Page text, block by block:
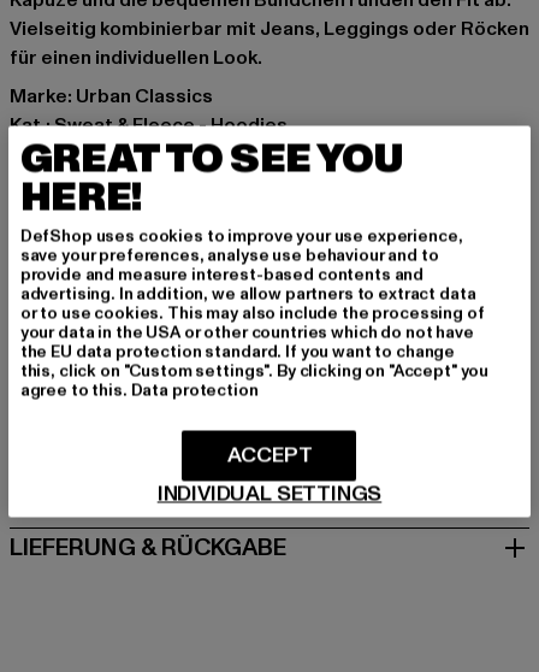
Vielseitig kombinierbar mit Jeans, Leggings oder Röcken
für einen individuellen Look.
Marke: Urban Classics
Kat.: Sweat & Fleece - Hoodies
Farbe: schwarz
Hersteller Farbe: black
Materialzusammensetzung: 100% Baumwolle
Art.Nr: UCK4377-00007
Hersteller: TB International GmbH |info@tbint.de
Dr.-Robert-Murjahn-Straße 7 | 64372 Ober-Ramstadt |
DE
GRÖSSE & PASSFORM
PFLEGEHINWEISE
LIEFERUNG & RÜCKGABE
GREAT TO SEE YOU
HERE!
DefShop uses cookies to improve your use experience,
save your preferences, analyse use behaviour and to
provide and measure interest-based contents and
advertising. In addition, we allow partners to extract data
or to use cookies. This may also include the processing of
your data in the USA or other countries which do not have
the EU data protection standard. If you want to change
this, click on "Custom settings". By clicking on "Accept" you
agree to this. Data protection
INDIVIDUAL SETTINGS
ACCEPT